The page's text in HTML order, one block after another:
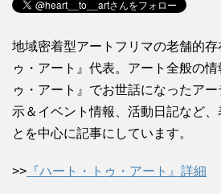
地域密着型アートフリマの老舗的存
ゥ・アート』代表。アート全般の
ゥ・アート』でお世話になったア
示＆イベント情報、活動日記など
とを中心に記事にしています。
>> 『ハート・トゥ・アート』詳細